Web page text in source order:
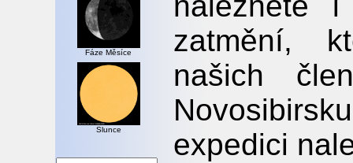
Fáze Měsíce
Slunce
zatmění,
našich
expedici